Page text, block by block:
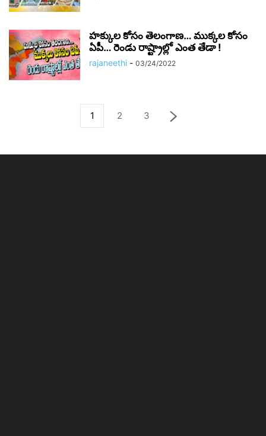
హక్కుల కోసం తెలంగాణ… ముక్కల కోసం
ఏపీ… రెండు రాష్ట్రాల్లో ఎంత తేడా !
rajaneethi - 03/24/2022
1 2 3